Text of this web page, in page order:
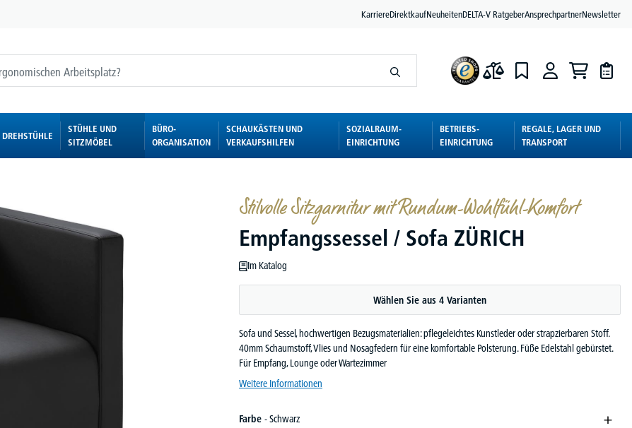
KarriereDirektkaufNeuheitenDELTA-V RatgeberAnsprechpartnerNewsletter
DREHSTÜHLE
STÜHLE UND
SITZMÖBEL
BÜRO-
ORGANISATION
SCHAUKÄSTEN UND
VERKAUFSHILFEN
SOZIALRAUM-
EINRICHTUNG
BETRIEBS-
EINRICHTUNG
REGALE, LAGER UND
TRANSPORT
Stilvolle Sitzgarnitur mit Rundum-Wohlfühl-Komfort
Empfangssessel / Sofa ZÜRICH
Im Katalog
Wählen Sie aus 4 Varianten
Sofa und Sessel, hochwertigen Bezugsmaterialien: pflegeleichtes Kunstleder oder strapzierbaren Stoff.
40mm Schaumstoff, Vlies und Nosagfedern für eine komfortable Polsterung. Füße Edelstahl gebürstet.
Für Empfang, Lounge oder Wartezimmer
Weitere Informationen
Farbe - Schwarz